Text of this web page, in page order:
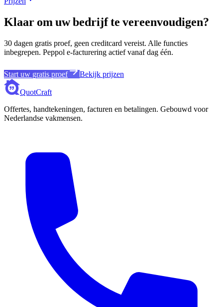
Klaar om uw bedrijf te vereenvoudigen?
30 dagen gratis proef, geen creditcard vereist. Alle functies
inbegrepen. Peppol e-facturering actief vanaf dag één.
Start uw gratis proef Bekijk prijzen
QuotCraft
Offertes, handtekeningen, facturen en betalingen. Gebouwd voor
Nederlandse vakmensen.